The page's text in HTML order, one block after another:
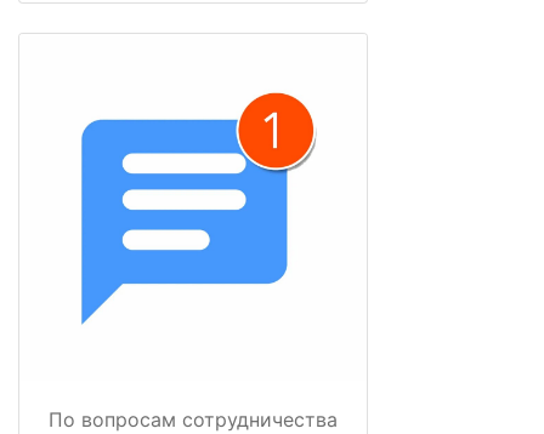
По вопросам сотрудничества